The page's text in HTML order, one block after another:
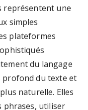
représentent une
simples
plateformes
du langage
profond du texte et
naturelle. Elles
phrases, utiliser